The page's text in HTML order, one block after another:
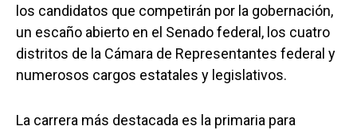
los candidatos que competirán por la gobernación,
un escaño abierto en el Senado federal, los cuatro
distritos de la Cámara de Representantes federal y
numerosos cargos estatales y legislativos.
La carrera más destacada es la primaria para